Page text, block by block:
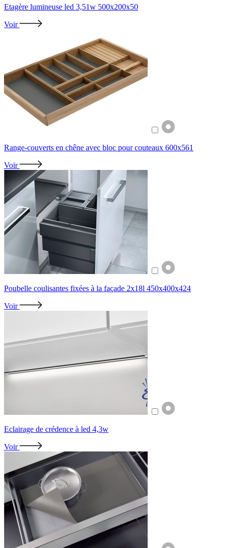
Etagère lumineuse led 3,51w 500x200x50
Voir
Range-couverts en chêne avec bloc pour couteaux 600x561
Voir
Poubelle coulisantes fixées à la façade 2x18l 450x400x424
Voir
Eclairage de crédence à led 4,3w
Voir